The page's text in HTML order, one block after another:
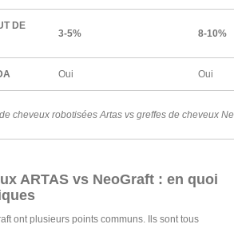
DE
3-5% 8-10%
Oui Oui
cheveux robotisées Artas vs greffes de cheveux
ARTAS vs NeoGraft : en quoi
ont plusieurs points communs. Ils sont tous